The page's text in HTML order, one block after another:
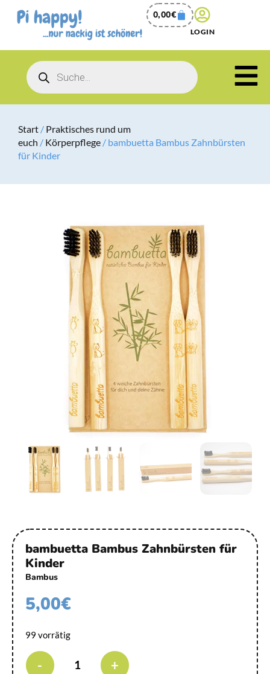
0,00€
LOGIN
Start / Praktisches rund um
euch / Körperpflege / bambuetta Bambus Zahnbürsten
für Kinder
bambuetta Bambus Zahnbürsten für
Kinder
Bambus
5,00€
99 vorrätig
- +